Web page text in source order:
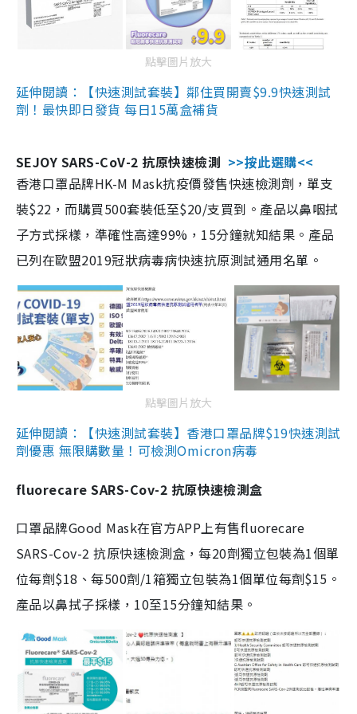
點擊圖片放大
延伸閱讀：【快速測試套裝】鄰住買開賣$9.9快速測試
劑！最快即日發貨 每日15萬盒補貨
SEJOY SARS-CoV-2 抗原快速檢測 >>按此選購<<
香港口罩品牌HK-M Mask抗疫價發售快速檢測劑，單支
裝$22，而購買500套裝低至$20/支買到。產品以鼻咽拭
子方式採樣，準確性高達99%，15分鐘就知結果。產品
已列在歐盟2019冠狀病毒病快速抗原測試通用名單。
點擊圖片放大
延伸閱讀：【快速測試套裝】香港口罩品牌$19快速測試
劑優惠 無限購數量！可檢測Omicron病毒
fluorecare SARS-Cov-2 抗原快速檢測盒
口罩品牌Good Mask在官方APP上有售fluorecare
SARS-Cov-2 抗原快速檢測盒，每20劑獨立包裝為1個單
位每劑$18、每500劑/1箱獨立包裝為1個單位每劑$15。
產品以鼻拭子採樣，10至15分鐘知結果。